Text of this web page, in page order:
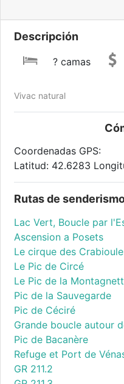
Descripción
? camas
Vivac natural
Coordenadas GPS:
Latitud: 42.6283
Rutas de
Lac Vert, Boucle par
Ascension a Posets
Le cirque des
Le Pic de Circé
Le Pic de la
Pic de la Sauvegarde
Pic de Céciré
Grande boucle autour
Pic de Bacanère
Refuge et Port de
GR 211.2